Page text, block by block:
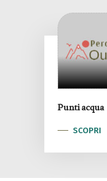
Punti acqua
SCOPRI